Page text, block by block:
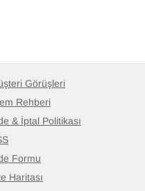
Görüşleri
Rehberi
& İptal Politikası
Formu
Haritası